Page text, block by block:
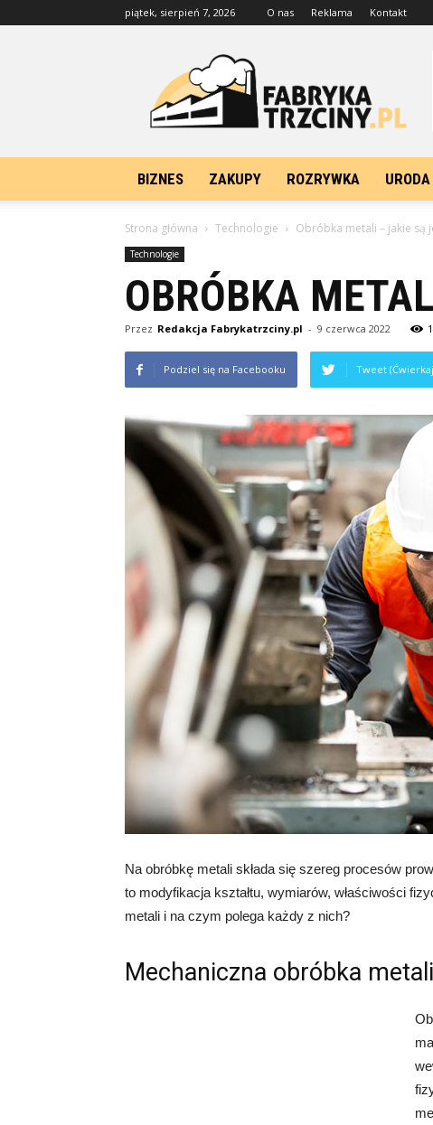
piątek, sierpień 7, 2026 O nas Reklama Kontakt
FabrykaTrzciny.pl
BIZNES ZAKUPY ROZRYWKA URODA
Strona główna Technologie Obróbka metali – jakie są
Technologie
OBRÓBKA
Przez Redakcja Fabrykatrzciny.pl - 9 czerwca 2022
Podziel się na Facebooku Tweet
Na obróbkę metali składa się szereg procesów
to modyfikacja kształtu, wymiarów, właściwości
metali i na czym polega każdy z nich?
Mechaniczna obróbka metali